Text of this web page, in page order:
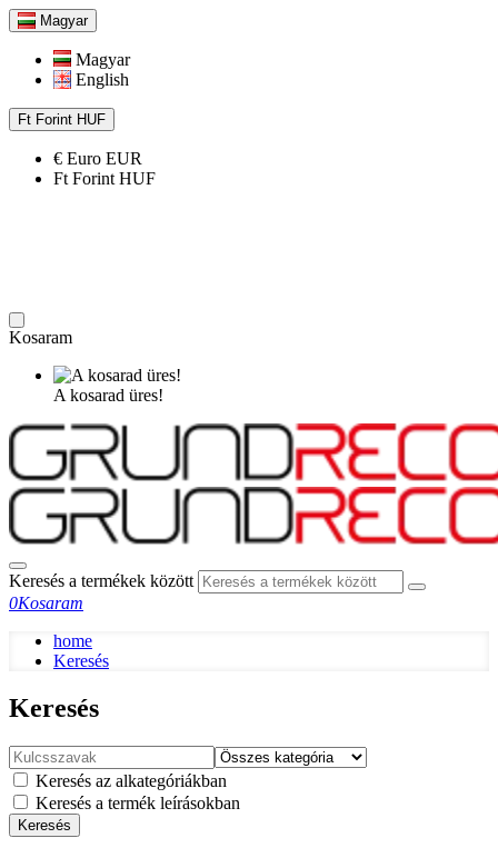
Magyar
Magyar
English
Ft Forint HUF
€ Euro EUR
Ft Forint HUF
Kosaram
A kosarad üres!
Keresés a termékek között
0Kosaram
home
Keresés
Keresés
Keresés az alkategóriákban
Keresés a termék leírásokban
Keresés